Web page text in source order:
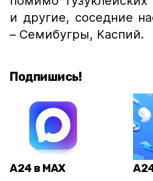
и другие, соседние
– Семибугры, Каспий.
Подпишись!
А24 в MAX